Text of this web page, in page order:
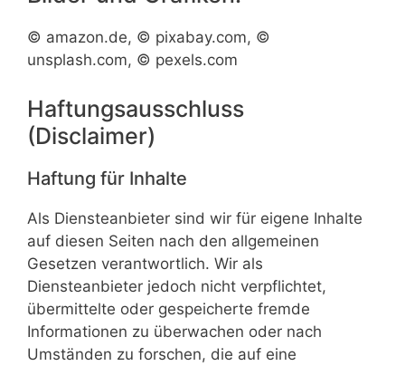
© amazon.de, © pixabay.com, ©
unsplash.com, © pexels.com
Haftungsausschluss
(Disclaimer)
Haftung für Inhalte
Als Diensteanbieter sind wir für eigene Inhalte
auf diesen Seiten nach den allgemeinen
Gesetzen verantwortlich. Wir als
Diensteanbieter jedoch nicht verpflichtet,
übermittelte oder gespeicherte fremde
Informationen zu überwachen oder nach
Umständen zu forschen, die auf eine